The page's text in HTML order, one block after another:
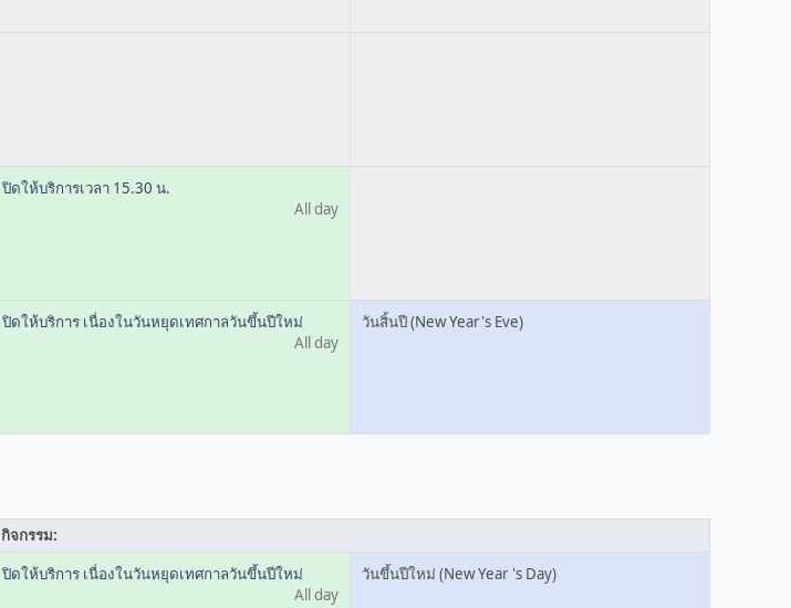
ปิดให้บริการเวลา 15.30 น.
All day
ปิดให้บริการ เนื่องในวันหยุดเทศกาลวันขึ้นปีใหม่
All day
วันสิ้นปี (New Year's Eve)
กิจกรรม:
ปิดให้บริการ เนื่องในวันหยุดเทศกาลวันขึ้นปีใหม่
All day
วันขึ้นปีใหม่ (New Year 's Day)